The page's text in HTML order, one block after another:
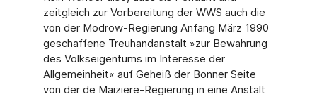
zeitgleich zur Vorbereitung der WWS auch die
von der Modrow-Regierung Anfang März 1990
geschaffene Treuhandanstalt »zur Bewahrung
des Volkseigentums im Interesse der
Allgemeinheit« auf Geheiß der Bonner Seite
von der de Maiziere-Regierung in eine Anstalt